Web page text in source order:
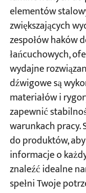
Projekty
Blogi
Aktualności
Aplikacje
O nas
Skontaktuj się z nami
elementów
zwiększających
zespołów haków
łańcuchowych,
wydajne
dźwigowe są
materiałów i
zapewnić
warunkach pracy.
do produktów,
informacje o
znaleźć idealne
spełni Twoje